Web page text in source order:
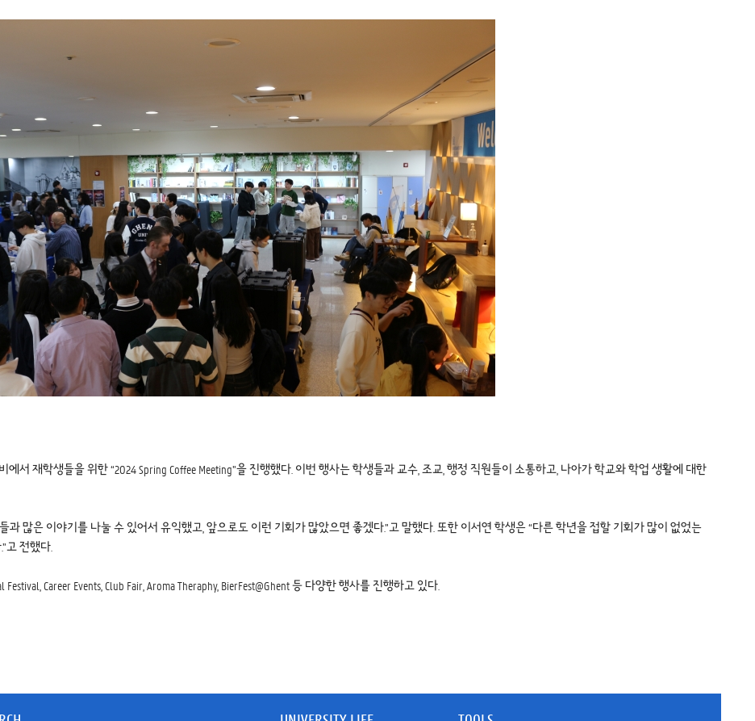
서 재학생들을 위한 “2024 Spring Coffee Meeting”을 진행했다. 이번 행사는 학생들과 교수, 조교, 행정 직원들이 소통하고, 나아가 학교와 학업 생활에 대한
많은 이야기를 나눌 수 있어서 유익했고, 앞으로도 이런 기회가 많았으면 좋겠다.”고 말했다. 또한 이서연 학생은 “다른 학년을 접할 기회가 많이 없었는
고 전했다.
Career Events, Club Fair, Aroma Theraphy, BierFest@Ghent 등 다양한 행사를 진행하고 있다.